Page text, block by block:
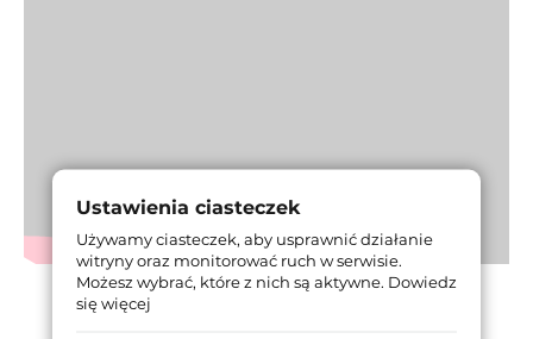
Ustawienia ciasteczek
Używamy ciasteczek, aby usprawnić działanie
witryny oraz monitorować ruch w serwisie.
Możesz wybrać, które z nich są aktywne. Dowiedz
się więcej